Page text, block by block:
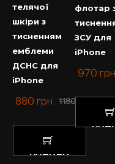
телячої
шкіри з
тисненням
емблеми
ДСНС для
iPhone
1180
880 грн
КУПИТИ
флотар
ЗСУ для
iPhone
970 грн